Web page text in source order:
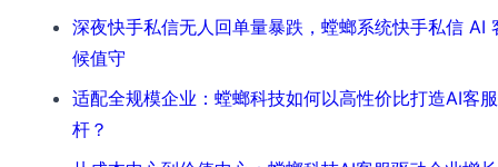
深夜快手私信无人回单量暴跌，螳螂系统快手私信 AI
候值守
适配全规模企业：螳螂科技如何以高性价比打造AI客
杆？